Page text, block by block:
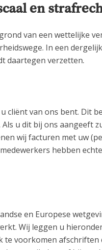
en
van een wettelijke
In een
daartegen verzetten.
cliënt van ons bent. Dit
u dit bij ons aangeeft
wij facturen met uw
hebben
en Europese
Wij leggen u
voorkomen